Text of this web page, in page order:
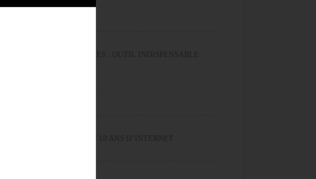
CYCLE DES QUINTES
LE CYCLE DES QUINTES : OUTIL INDISPENSABLE
50 ANS SUR TERRE ET 10 ANS D’INTERNET